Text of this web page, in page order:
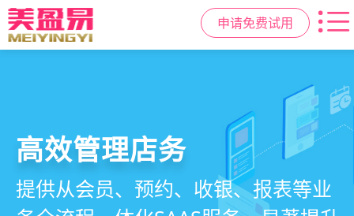
申请免费试用
美容美发管理系统
店务+拓客+020一体化，一站式解决
高效管理店务
提供从会员、预约、收银、报表等业
社交裂变拓客
基于拼团、砍价、分销、异业合作等
小程序商城
小程序链接商家、手艺人、客户，打